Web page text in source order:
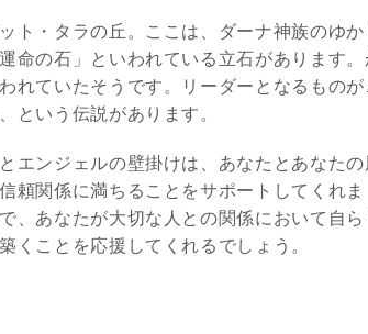
ト・タラの丘。ここは、ダーナ神族のゆか
命の石」といわれている立石があります。
れていたそうです。リーダーとなるものが
という伝説があります。
エンジェルの壁掛けは、あなたとあなたの
頼関係に満ちることをサポートしてくれま
、あなたが大切な人との関係において自ら
くことを応援してくれるでしょう。
スピリチュアルは現実を
かす原動力～あ…
インタビュー